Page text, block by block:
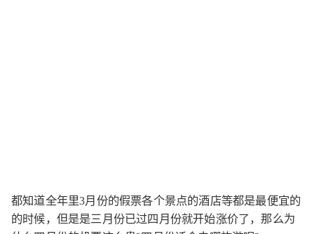
都知道全年里3月份的假票各个景点的酒店等都是最便宜的
的时候，但是是三月份已过四月份就开始涨价了，那么为